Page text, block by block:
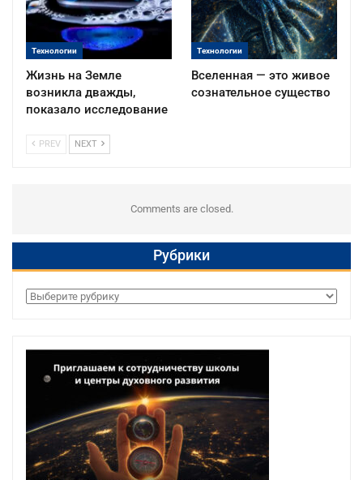
Технологии
Жизнь на Земле
возникла дважды,
показало исследование
Технологии
Вселенная — это живое
сознательное существо
PREV NEXT
Comments are closed.
Рубрики
Рубрики